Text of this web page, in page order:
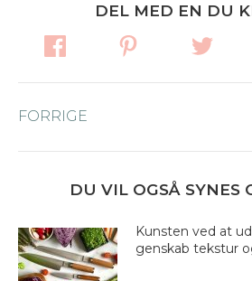
DEL MED EN DU
navigation
FORRIGE
DU VIL OGSÅ SYNES
Kunsten ved at
genskab tekstur